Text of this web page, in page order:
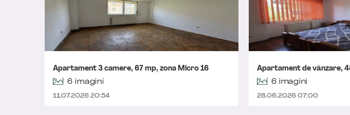
Apartament 3 camere, 67 mp, zona Micro 16
6 imagini
11.07.2026 20:54
Apartament de vânzare,
6 imagini
28.06.2026 07:00